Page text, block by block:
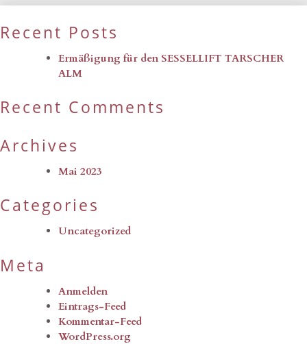
Recent Posts
Ermäßigung für den SESSELLIFT TARSCHER
ALM
Recent Comments
Archives
Mai 2023
Categories
Uncategorized
Meta
Anmelden
Eintrags-Feed
Kommentar-Feed
WordPress.org